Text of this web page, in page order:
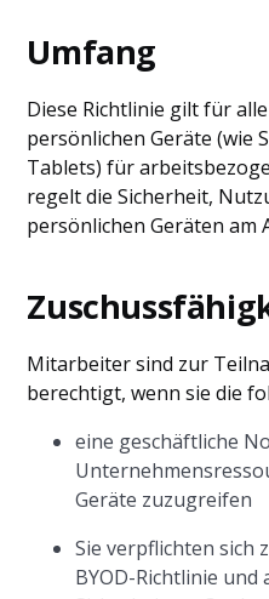
Umfang
Diese Richtlinie gilt für
persönlichen Geräte (wie
Tablets) für
regelt die Sicherheit,
persönlichen Geräten am
Mitarbeiter sind zur
berechtigt, wenn sie die
eine geschäftliche
Geräte zuzugreifen
Sie verpflichten sich
BYOD-Richtlinie